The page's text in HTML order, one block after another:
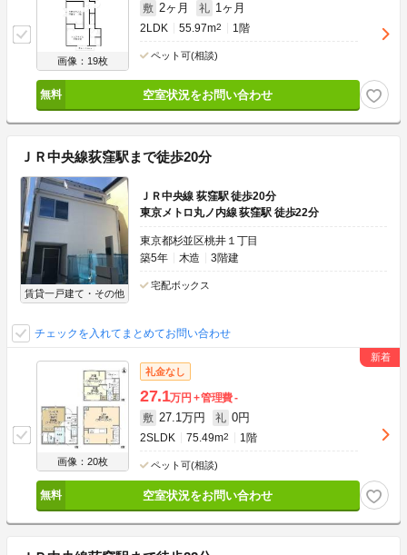
画像：19枚
敷 2ヶ月 礼 1ヶ月
2LDK 55.97m2 1階
ペット可(相談)
空室状況をお問い合わせ
ＪＲ中央線荻窪駅まで徒歩20分
賃貸一戸建て・その他
ＪＲ中央線 荻窪駅 徒歩20分
東京メトロ丸ノ内線 荻窪駅 徒歩22分
東京都杉並区桃井１丁目
築5年
木造 3階建
宅配ボックス
チェックを入れてまとめてお問い合わせ
画像：20枚
礼金なし
27.1万円 管理費-
敷 27.1万円 礼 0円
2SLDK 75.49m2 1階
ペット可(相談)
空室状況をお問い合わせ